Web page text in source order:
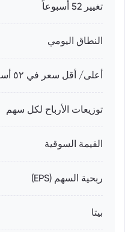
تغيير 52 أسبوعاً
النطاق اليومي
أعلى/ أقل سعر في ٥٢ أسبوعًا
توزيعات الأرباح لكل سهم
القيمة السوقية
ربحية السهم (EPS)
بيتا